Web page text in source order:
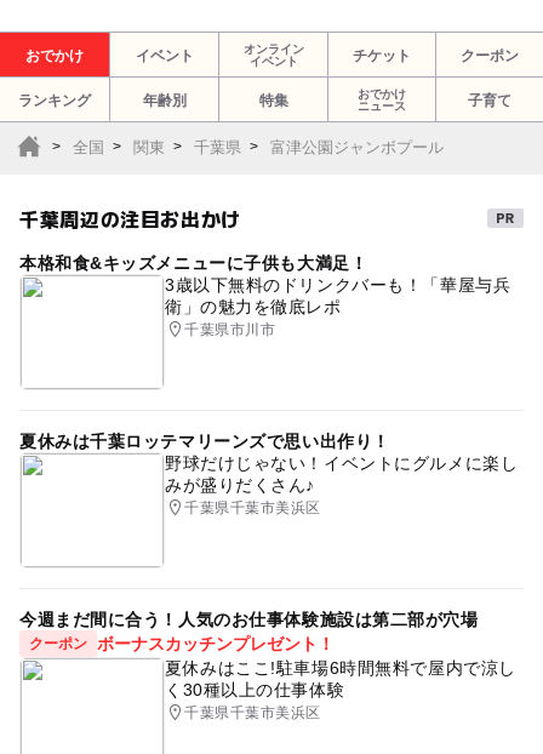
おでかけ イベント
オンライン
イベント
チケット クーポン
ランキング 年齢別 特集
おでかけ
ニュース
子育て
全国 関東 千葉県 富津公園ジャンボプール
千葉周辺の注目お出かけ
本格和食&キッズメニューに子供も大満足！
3歳以下無料のドリンクバーも！「華屋与兵
衛」の魅力を徹底レポ
千葉県市川市
夏休みは千葉ロッテマリーンズで思い出作り！
野球だけじゃない！イベントにグルメに楽し
みが盛りだくさん♪
千葉県千葉市美浜区
今週まだ間に合う！人気のお仕事体験施設は第二部が穴場
クーポン
ボーナスカッチンプレゼント！
夏休みはここ!駐車場6時間無料で屋内で涼し
く30種以上の仕事体験
千葉県千葉市美浜区